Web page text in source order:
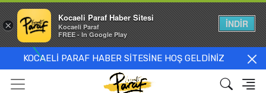
KOCAELİ PARAF HABER SİTESİNE HOŞ GELDİNİZ
×
Kocaeli Paraf Haber Sitesi
Kocaeli Paraf
FREE - In Google Play
İNDİR